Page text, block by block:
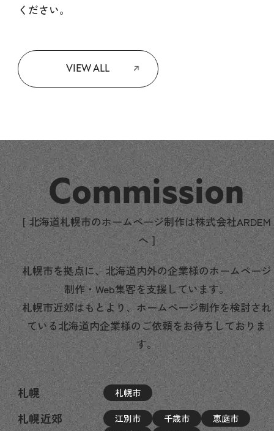
ください。
VIEW ALL
Commission
[ 北海道札幌市のホームページ制作は株式会社ARDEM
へ ]
札幌市を拠点に、北海道内外の企業様のホームページ
制作・Web集客を支援しています。
札幌市近郊はもとより、ホームページ制作を検討され
ている北海道内企業様のご依頼をお待ちしておりま
す。
札幌 札幌市
札幌近郊 江別市 千歳市
恵庭市